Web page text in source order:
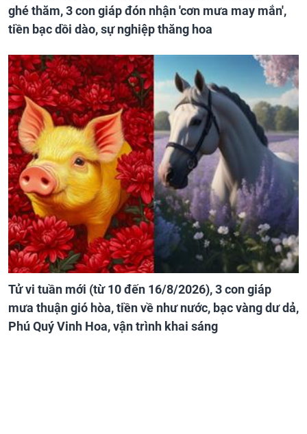
ghé thăm, 3 con giáp đón nhận 'cơn mưa may mắn',
tiền bạc dồi dào, sự nghiệp thăng hoa
Tử vi tuần mới (từ 10 đến 16/8/2026), 3 con giáp
mưa thuận gió hòa, tiền về như nước, bạc vàng dư dả,
Phú Quý Vinh Hoa, vận trình khai sáng